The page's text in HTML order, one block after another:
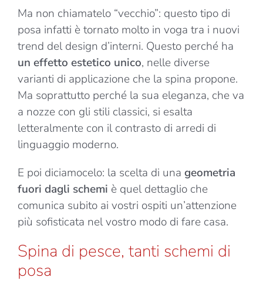
Ma non chiamatelo “vecchio”: questo tipo di
posa infatti è tornato molto in voga tra i nuovi
trend del design d’interni. Questo perché ha
un effetto estetico unico, nelle diverse
varianti di applicazione che la spina propone.
Ma soprattutto perché la sua eleganza, che va
a nozze con gli stili classici, si esalta
letteralmente con il contrasto di arredi di
linguaggio moderno.
E poi diciamocelo: la scelta di una geometria
fuori dagli schemi è quel dettaglio che
comunica subito ai vostri ospiti un’attenzione
più sofisticata nel vostro modo di fare casa.
Spina di pesce, tanti schemi di
posa